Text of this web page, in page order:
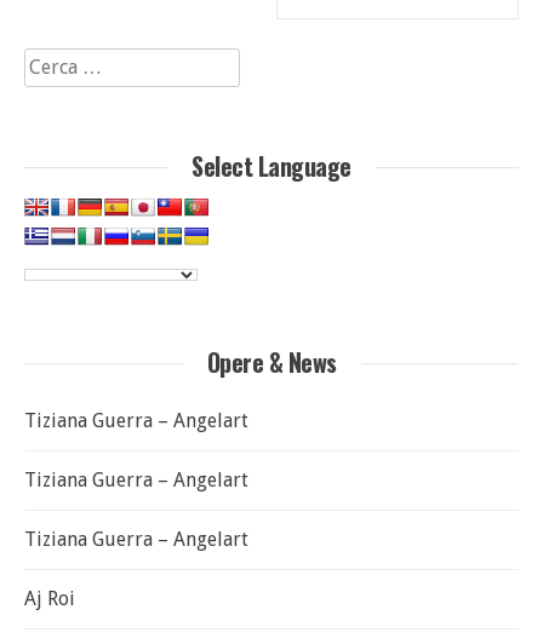
Ricerca
per:
Select Language
Opere & News
Tiziana Guerra – Angelart
Tiziana Guerra – Angelart
Tiziana Guerra – Angelart
Aj Roi